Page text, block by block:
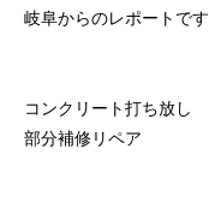
岐阜からのレポートで
コンクリート打ち放し
部分補修リペア